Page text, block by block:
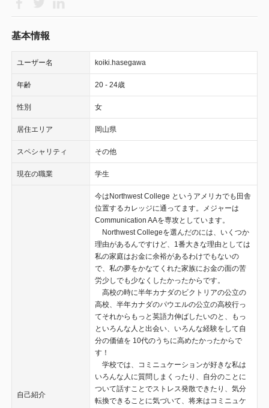
基本情報
ユーザー名 koiki.hasegawa
年齢 20 - 24歳
性別 女
居住エリア 岡山県
スペシャリティ その他
現在の職業 学生
自己紹介
今はNorthwest College というアメリカでも田舎
位置するカレッジに通ってます。メジャーは
Communication AAを専攻としています。
Northwest Collegeを選んだのには、いくつか
理由があるんですけど、1番大きな理由としては
私の家庭はお金に余裕があるわけでもないの
で、私の夢をかなてくれた家族にお金の面の苦
労少しでも少なくしたかったからです。
高校の時に半年カナダのビクトリアの公立の
高校、半年カナダのパウエルの公立の高校行っ
てそれからもっと英語力伸ばしたいのと、もっ
といろんな人と出会い、いろんな経験をして自
分の価値を 10代のうちに高めたかったからで
す！
学校では、コミニュケーションが好きな私は
いろんな人に質問しまくったり、自分のことに
ついて話すことでストレス発散できたり、気分
転換できることに気づいて、将来はコミニュケ